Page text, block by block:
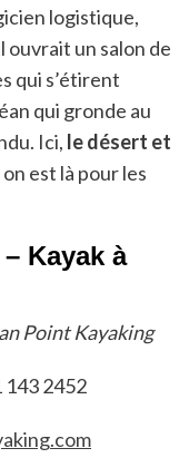
logistique,
ouvrait un salon de
qui s’étirent
qui gronde au
Ici, le désert et
est là pour les
Kayak à
Point Kayaking
143 2452